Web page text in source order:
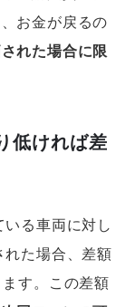
お金が戻るの
れた場合に限
低ければ差
る車両に対し
た場合、差額
す。この差額